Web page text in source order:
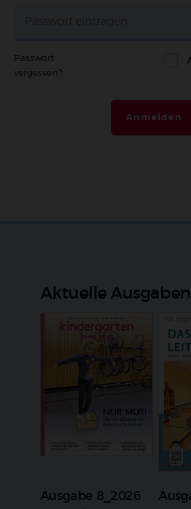
Passwort
vergessen?
Anmelden
Aktuelle Ausgaben
Ausgabe 8_2026